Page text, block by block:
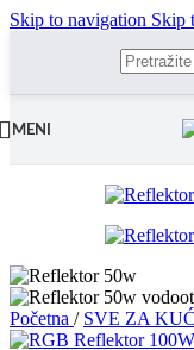
Skip to navigation Skip
MENI
Početna / SVE ZA